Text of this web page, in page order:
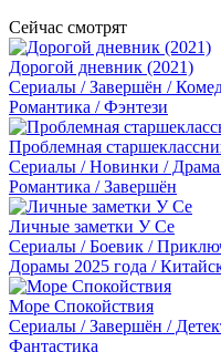
Сейчас смотрят
Дорогой дневник (2021)
Сериалы / Завершён /
Романтика / Фэнтези
Проблемная
Сериалы / Новинки /
Романтика / Завершён
Личные заметки У Се
Сериалы / Боевик /
Дорамы 2025 года /
Море Спокойствия
Сериалы / Завершён /
Фантастика